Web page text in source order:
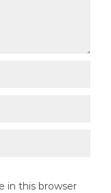
in this browser